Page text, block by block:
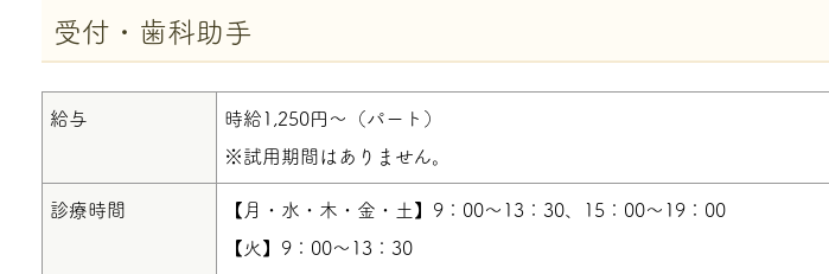
受付・歯科助手
給与
時給1,250円～（パート）
※試用期間はありません。
診療時間
【月・水・木・金・土】9：00～13：30、15：00～19：00
【火】9：00～13：30